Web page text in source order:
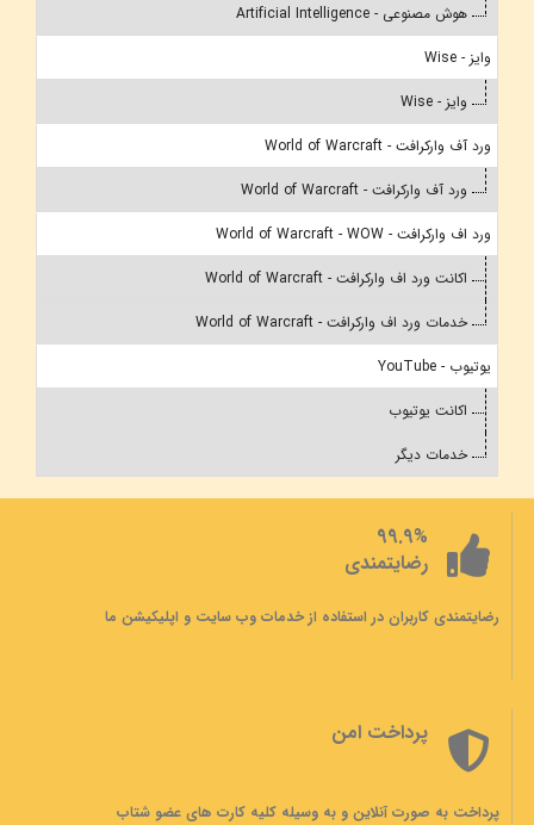
هوش مصنوعی - Artificial Intelligence
وایز - Wise
وایز - Wise
ورد آف وارکرافت - World of Warcraft
ورد آف وارکرافت - World of Warcraft
ورد اف وارکرافت - World of Warcraft - WOW
اکانت ورد اف وارکرافت - World of Warcraft
خدمات ورد اف وارکرافت - World of Warcraft
یوتیوب - YouTube
اکانت یوتیوب
خدمات دیگر
99.9%
رضایتمندی
رضایتمندی کاربران در استفاده از خدمات وب سایت و اپلیکیشن ما
پرداخت امن
پرداخت به صورت آنلاین و به وسیله کلیه کارت های عضو شتاب